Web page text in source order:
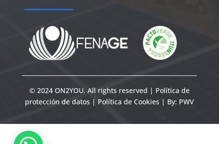
© 2024 ON2YOU. All rights reserved | Política de
protección de datos | Política de Cookies | By: PWV